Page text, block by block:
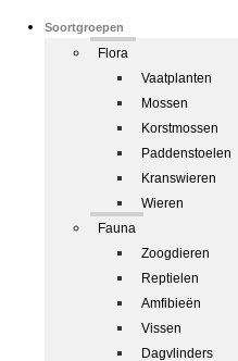
Soortgroepen
Flora
Vaatplanten
Mossen
Korstmossen
Paddenstoelen
Kranswieren
Wieren
Fauna
Zoogdieren
Reptielen
Amfibieën
Vissen
Dagvlinders